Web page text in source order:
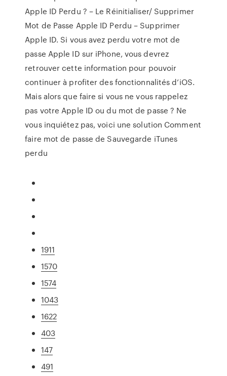
Apple ID Perdu ? – Le Réinitialiser/ Supprimer
Mot de Passe Apple ID Perdu – Supprimer
Apple ID. Si vous avez perdu votre mot de
passe Apple ID sur iPhone, vous devrez
retrouver cette information pour pouvoir
continuer à profiter des fonctionnalités d’iOS.
Mais alors que faire si vous ne vous rappelez
pas votre Apple ID ou du mot de passe ? Ne
vous inquiétez pas, voici une solution Comment
faire mot de passe de Sauvegarde iTunes
perdu
1911
1570
1574
1043
1622
403
147
491